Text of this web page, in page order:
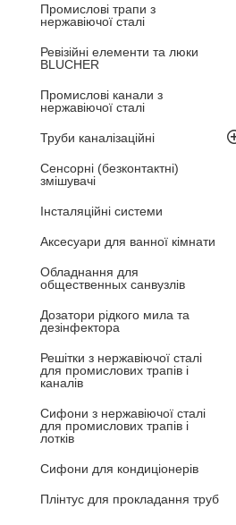
Промислові трапи з
нержавіючої сталі
Ревізійні елементи та люки
BLUCHER
Промислові канали з
нержавіючої сталі
Труби каналізаційні
Сенсорні (безконтактні)
змішувачі
Інсталяційні системи
Аксесуари для ванної кімнати
Обладнання для
общественных санвузлів
Дозатори рідкого мила та
дезінфектора
Решітки з нержавіючої сталі
для промислових трапів і
каналів
Сифони з нержавіючої сталі
для промислових трапів і
лотків
Сифони для кондиціонерів
Плінтус для прокладання труб